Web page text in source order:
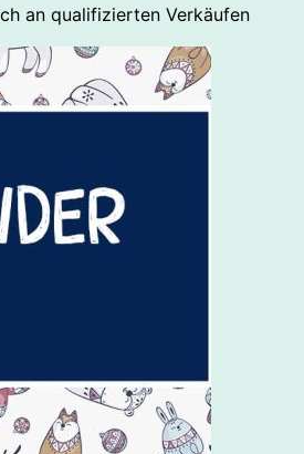
an qualifizierten Verkäufen